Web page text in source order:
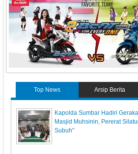
Top News Arsip Berita
Kapolda Sumbar Hadiri
Masjid Muhsinin, Pererat
Subuh"